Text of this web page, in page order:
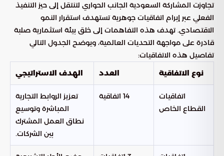
تجاوزت المشاركة السعودية الجانب الحواري لتنتقل إلى حيز التنفيذ
الفعلي عبر إبرام اتفاقيات جوهرية تستهدف استقرار النمو
الاقتصادي. تهدف هذه التفاهمات إلى خلق بيئة استثمارية صلبة
قادرة على مواجهة التحديات العالمية، ويوضح الجدول التالي
تفاصيل هذه الاتفاقيات:
نوع الاتفاقية
العدد الهدف الاستراتيجي
اتفاقيات
القطاع الخاص
14 اتفاقية
تعزيز الروابط التجارية
المباشرة وتوسيع
نطاق العمل المشترك
بين الشركات.